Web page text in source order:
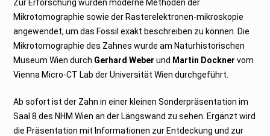
Zur Erforschung wurden moderne Methoden der
Mikrotomographie sowie der Rasterelektronen-mikroskopie
angewendet, um das Fossil exakt beschreiben zu können. Die
Mikrotomographie des Zahnes wurde am Naturhistorischen
Museum Wien durch Gerhard Weber und Martin Dockner vom
Vienna Micro-CT Lab der Universität Wien durchgeführt.
Ab sofort ist der Zahn in einer kleinen Sonderpräsentation im
Saal 8 des NHM Wien an der Längswand zu sehen. Ergänzt wird
die Präsentation mit Informationen zur Entdeckung und zur